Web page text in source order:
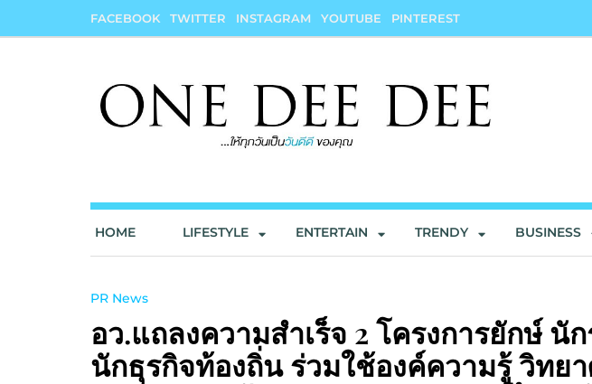
FACEBOOK TWITTER INSTAGRAM YOUTUBE PINTEREST
HOME LIFESTYLE ENTERTAIN TRENDY BUSINESS
PR News
อว.แถลงความสำเร็จ 2 โครงการยักษ์ นั
นักธุรกิจท้องถิ่น ร่วมใช้องค์ความรู้ วิทย